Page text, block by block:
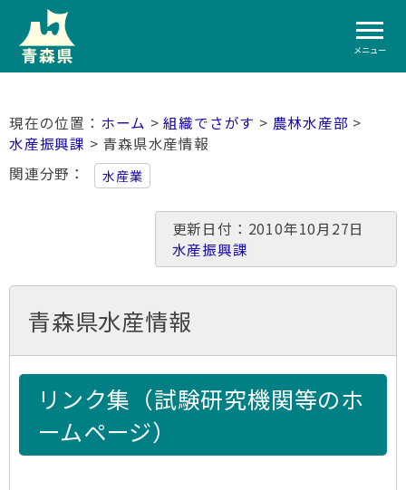
メニュー
ホーム >組織でさがす > 農林水産部 >
水産振興課 > 青森県水産情報
関連分野
水産業
更新日付：2010年10月27日
水産振興課
青森県水産情報
リンク集（試験研究機関等のホ
ームページ）